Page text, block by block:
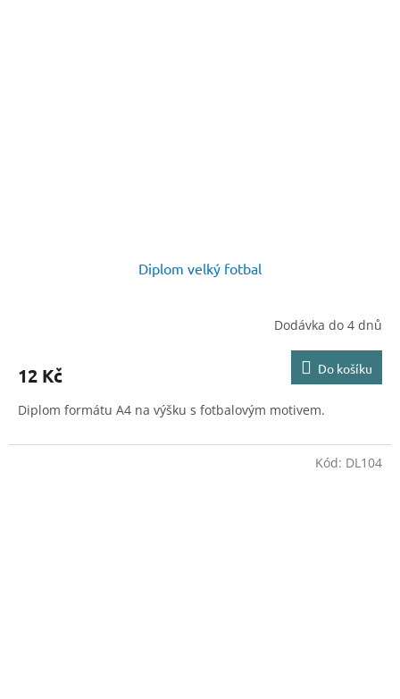
Diplom velký fotbal
Dodávka do 4 dnů
12 Kč Do košíku
Diplom formátu A4 na výšku s fotbalovým motivem.
Kód: DL104